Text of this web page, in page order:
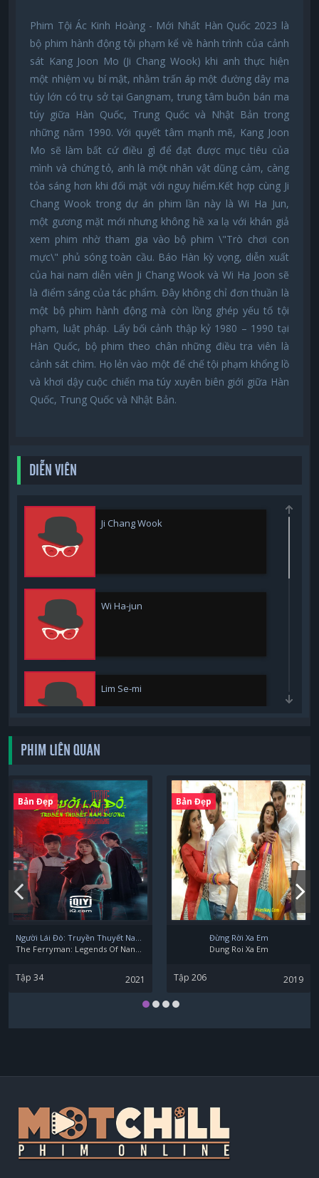
Phim Tội Ác Kinh Hoàng - Mới Nhất Hàn Quốc 2023 là
bộ phim hành động tội phạm kể về hành trình của cảnh
sát Kang Joon Mo (Ji Chang Wook) khi anh thực hiện
một nhiệm vụ bí mật, nhằm trấn áp một đường dây ma
túy lớn có trụ sở tại Gangnam, trung tâm buôn bán ma
túy giữa Hàn Quốc, Trung Quốc và Nhật Bản trong
những năm 1990. Với quyết tâm mạnh mẽ, Kang Joon
Mo sẽ làm bất cứ điều gì để đạt được mục tiêu của
mình và chứng tỏ, anh là một nhân vật dũng cảm, càng
tỏa sáng hơn khi đối mặt với nguy hiểm.Kết hợp cùng Ji
Chang Wook trong dự án phim lần này là Wi Ha Jun,
một gương mặt mới nhưng không hề xa lạ với khán giả
xem phim nhờ tham gia vào bộ phim \"Trò chơi con
mực\" phủ sóng toàn cầu. Báo Hàn kỳ vọng, diễn xuất
của hai nam diễn viên Ji Chang Wook và Wi Ha Joon sẽ
là điểm sáng của tác phẩm. Đây không chỉ đơn thuần là
một bộ phim hành động mà còn lồng ghép yếu tố tội
phạm, luật pháp. Lấy bối cảnh thập kỷ 1980 – 1990 tại
Hàn Quốc, bộ phim theo chân những điều tra viên là
cảnh sát chìm. Họ lẻn vào một đế chế tội phạm khổng lồ
và khơi dậy cuộc chiến ma túy xuyên biên giới giữa Hàn
Quốc, Trung Quốc và Nhật Bản.
DIỄN VIÊN
Ji Chang Wook
Wi Ha-jun
Lim Se-mi
BiBi
Geum Gwang-san
PHIM LIÊN QUAN
Bản Đẹp
Người Lái Đò: Truyền Thuyết Nam Dương
The Ferryman: Legends Of Nanyang
Tập 34 2021
Bản Đẹp
Đừng Rời Xa Em
Dung Roi Xa Em
Tập 206 2019